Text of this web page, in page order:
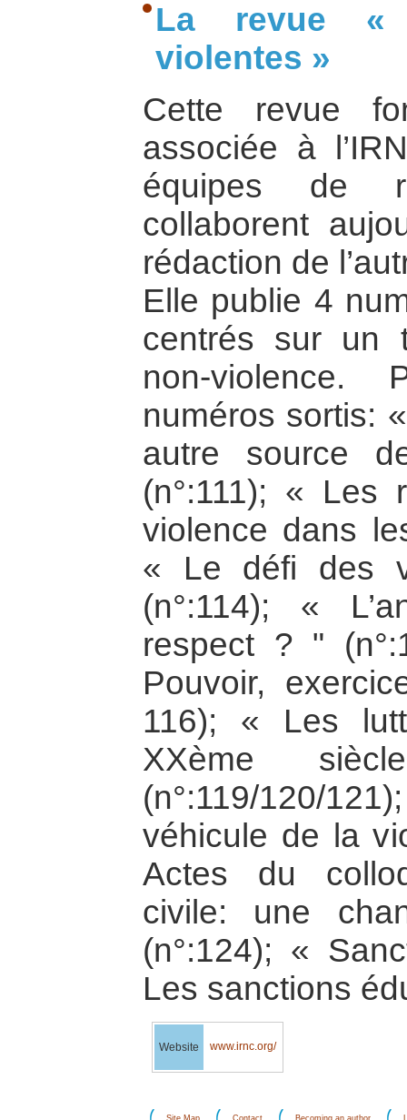
La revue «
violentes »
Cette revue
associée à
équipes de
collaborent
rédaction de
Elle publie 4
centrés sur un
non-violence.
numéros sortis:
autre source
(n°:111); « Les
violence dans
« Le défi des
(n°:114); «
respect ? "
Pouvoir,
116); « Les
XXème
(n°:119/120/
véhicule de la
Actes du
civile: une
(n°:124); «
Les sanctions
Website www.irnc.org/
Site Map Contact Becoming an author